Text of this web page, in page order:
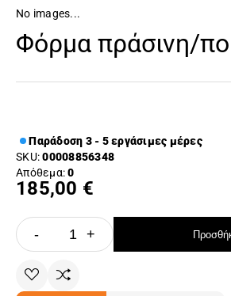
No images...
Φόρμα πράσινη/
Παράδοση 3 - 5 εργάσιμες μέρες
SKU:00008856348
Απόθεμα:0
185,00 €
- +